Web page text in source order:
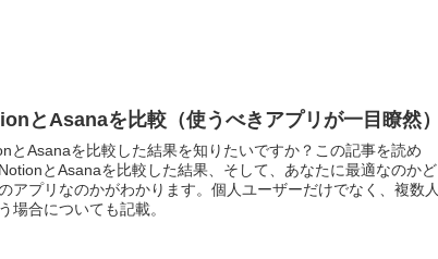
とAsanaを比較（使うべきアプリが一目瞭然）
とAsanaを比較した結果を知りたいですか？この記事を読め
とAsanaを比較した結果、そして、あなたに最適なのかど
アプリなのかがわかります。個人ユーザーだけでなく、複数人
場合についても記載。